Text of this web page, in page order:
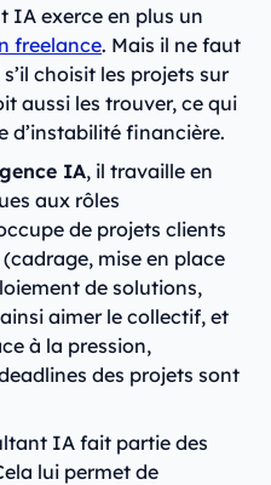
IA exerce en plus un
freelance. Mais il ne faut
choisit les projets sur
aussi les trouver, ce qui
d’instabilité financière.
IA, il travaille en
aux rôles
de projets clients
mise en place
de solutions,
aimer le collectif, et
à la pression,
des projets sont
IA fait partie des
lui permet de